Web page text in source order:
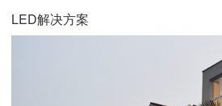
LED解决方案